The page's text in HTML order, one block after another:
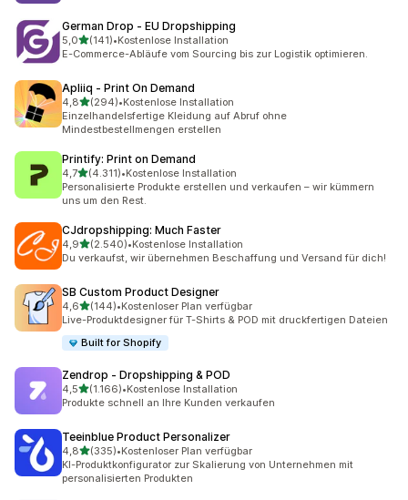
German Drop ‑ EU Dropshipping
5,0von 5 Sternen
(141)
141 Rezensionen insgesamt
•Kostenlose Installation
E-Commerce-Abläufe vom Sourcing bis zur Logistik optimieren.
Apliiq ‑ Print On Demand
4,8von 5 Sternen
(294)
294 Rezensionen insgesamt
•Kostenlose Installation
Einzelhandelsfertige Kleidung auf Abruf ohne
Mindestbestellmengen erstellen
Printify: Print on Demand
4,7von 5 Sternen
(4.311)
4311 Rezensionen insgesamt
•Kostenlose Installation
Personalisierte Produkte erstellen und verkaufen – wir kümmern
uns um den Rest.
CJdropshipping: Much Faster
4,9von 5 Sternen
(2.540)
2540 Rezensionen insgesamt
•Kostenlose Installation
Du verkaufst, wir übernehmen Beschaffung und Versand für dich!
SB Custom Product Designer
4,6von 5 Sternen
(144)
144 Rezensionen insgesamt
•Kostenloser Plan verfügbar
Live-Produktdesigner für T-Shirts & POD mit druckfertigen Dateien
Built for Shopify
Zendrop ‑ Dropshipping & POD
4,5von 5 Sternen
(1.166)
1166 Rezensionen insgesamt
•Kostenlose Installation
Produkte schnell an Ihre Kunden verkaufen
Teeinblue Product Personalizer
4,8von 5 Sternen
(335)
335 Rezensionen insgesamt
•Kostenloser Plan verfügbar
KI-Produktkonfigurator zur Skalierung von Unternehmen mit
personalisierten Produkten